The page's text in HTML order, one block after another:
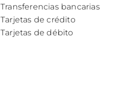
Transferencias bancarias
Tarjetas de crédito
Tarjetas de débito